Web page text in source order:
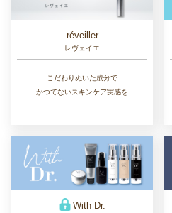
réveiller
レヴェイエ
こだわりぬいた成分で
かつてないスキンケア実感を
With Dr.